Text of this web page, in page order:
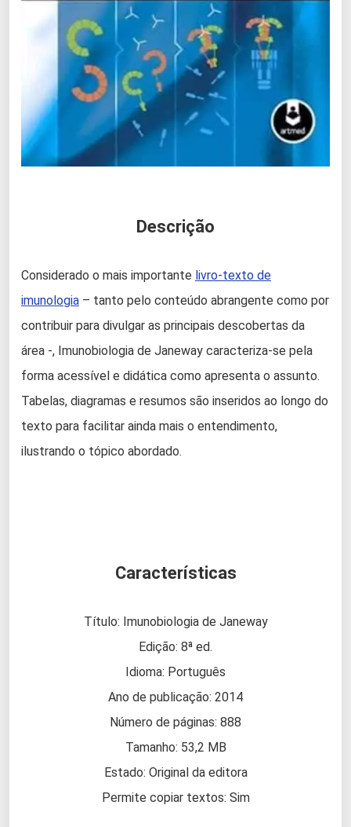
Descrição
Considerado o mais importante livro-texto de
imunologia – tanto pelo conteúdo abrangente como por
contribuir para divulgar as principais descobertas da
área -, Imunobiologia de Janeway caracteriza-se pela
forma acessível e didática como apresenta o assunto.
Tabelas, diagramas e resumos são inseridos ao longo do
texto para facilitar ainda mais o entendimento,
ilustrando o tópico abordado.
Características
Título: Imunobiologia de Janeway
Edição: 8ª ed.
Idioma: Português
Ano de publicação: 2014
Número de páginas: 888
Tamanho: 53,2 MB
Estado: Original da editora
Permite copiar textos: Sim